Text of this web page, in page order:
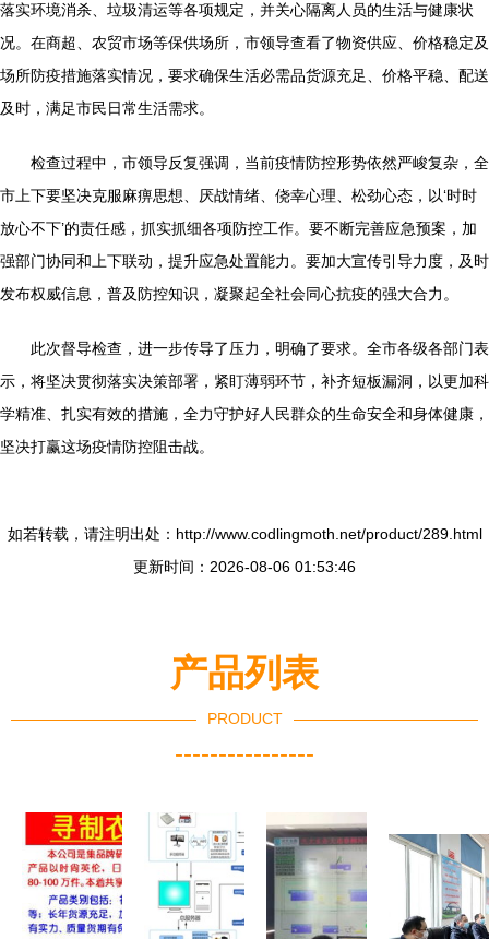
落实环境消杀、垃圾清运等各项规定，并关心隔离人员的生活与健康状
况。在商超、农贸市场等保供场所，市领导查看了物资供应、价格稳定及
场所防疫措施落实情况，要求确保生活必需品货源充足、价格平稳、配送
及时，满足市民日常生活需求。
检查过程中，市领导反复强调，当前疫情防控形势依然严峻复杂，全
市上下要坚决克服麻痹思想、厌战情绪、侥幸心理、松劲心态，以‘时时
放心不下’的责任感，抓实抓细各项防控工作。要不断完善应急预案，加
强部门协同和上下联动，提升应急处置能力。要加大宣传引导力度，及时
发布权威信息，普及防控知识，凝聚起全社会同心抗疫的强大合力。
此次督导检查，进一步传导了压力，明确了要求。全市各级各部门表
示，将坚决贯彻落实决策部署，紧盯薄弱环节，补齐短板漏洞，以更加科
学精准、扎实有效的措施，全力守护好人民群众的生命安全和身体健康，
坚决打赢这场疫情防控阻击战。
如若转载，请注明出处：http://www.codlingmoth.net/product/289.html
更新时间：2026-08-06 01:53:46
产品列表
PRODUCT
----------------